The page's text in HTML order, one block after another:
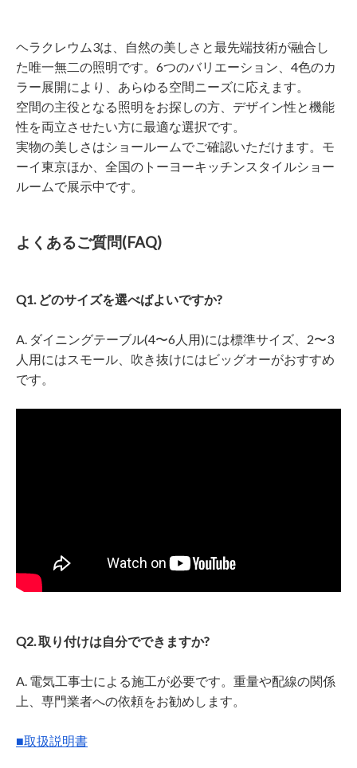
ヘラクレウム3は、自然の美しさと最先端技術が融合し
た唯一無二の照明です。6つのバリエーション、4色のカ
ラー展開により、あらゆる空間ニーズに応えます。
空間の主役となる照明をお探しの方、デザイン性と機能
性を両立させたい方に最適な選択です。
実物の美しさはショールームでご確認いただけます。モ
ーイ東京ほか、全国のトーヨーキッチンスタイルショー
ルームで展示中です。
よくあるご質問(FAQ)
Q1. どのサイズを選べばよいですか?
A. ダイニングテーブル(4〜6人用)には標準サイズ、2〜3
人用にはスモール、吹き抜けにはビッグオーがおすすめ
です。
Q2. 取り付けは自分でできますか?
A. 電気工事士による施工が必要です。重量や配線の関係
上、専門業者への依頼をお勧めします。
■取扱説明書